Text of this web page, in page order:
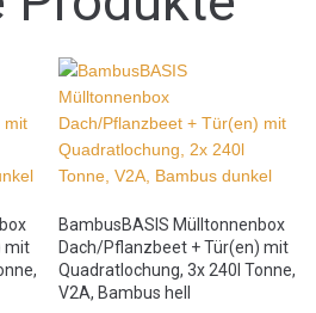
mit
BambusBASIS Mülltonnenbox
Dach/Pflanzbeet + Tür(en) mit
Quadratlochung, 3x 240l Tonne,
V2A, Bambus hell